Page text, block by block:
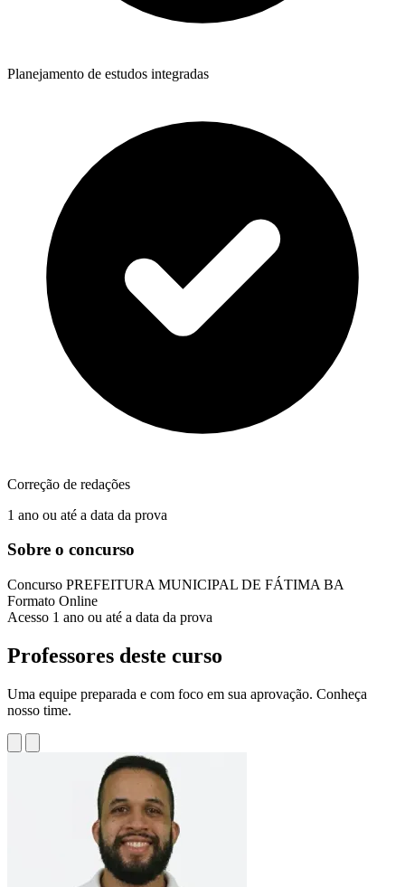
Planejamento de estudos integradas
Correção de redações
1 ano ou até a data da prova
Sobre o concurso
Concurso PREFEITURA MUNICIPAL DE FÁTIMA BA
Formato Online
Acesso 1 ano ou até a data da prova
Professores deste curso
Uma equipe preparada e com foco em sua aprovação. Conheça
nosso time.